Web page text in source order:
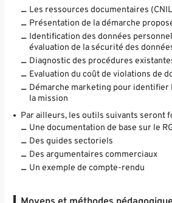
Les ressources documentaires
Présentation de la démarche
Identification des données
évaluation de la sécurité des
Diagnostic des procédures
Evaluation du coût de violations de
Démarche marketing pour
la mission
Par ailleurs, les outils suivants seront
Une documentation de base sur le
Des guides sectoriels
Des argumentaires commerciaux
Un exemple de compte-rendu